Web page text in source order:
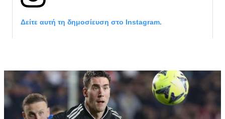
Δείτε αυτή τη δημοσίευση στο Instagram.